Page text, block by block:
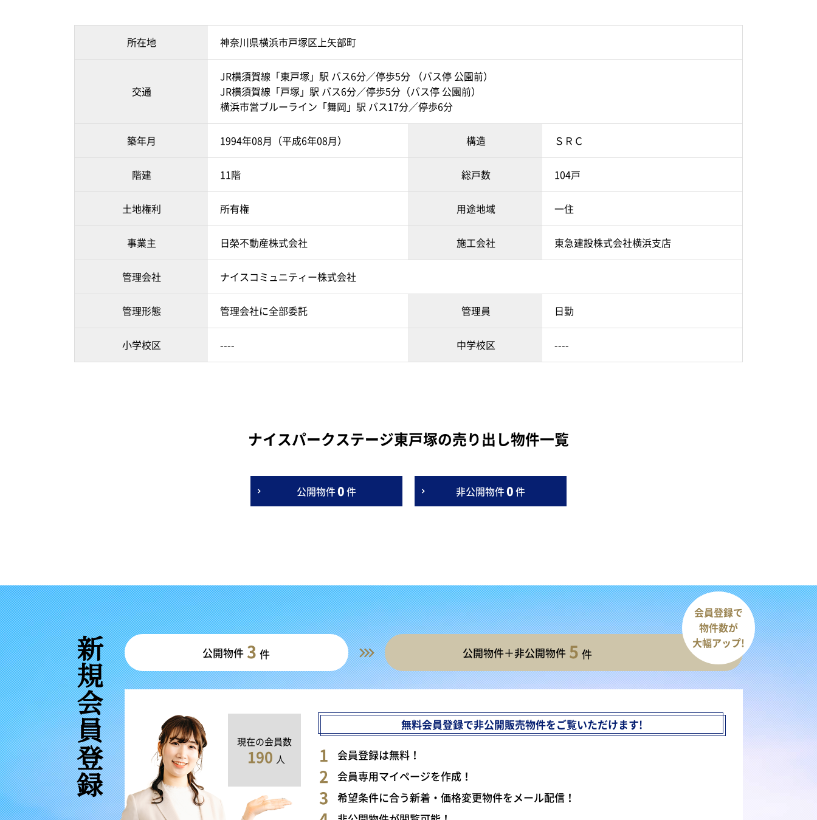
所在地 神奈川県横浜市戸塚区上矢部町
交通
JR横須賀線「東戸塚」駅 バス6分／停歩5分 （バス停 公園前）
JR横須賀線「戸塚」駅 バス6分／停歩5分（バス停 公園前）
横浜市営ブルーライン「舞岡」駅 バス17分／停歩6分
築年月 1994年08月（平成6年08月） 構造 ＳＲＣ
階建 11階 総戸数 104戸
土地権利 所有権 用途地域 一住
事業主 日榮不動産株式会社 施工会社 東急建設株式会社横浜支店
管理会社 ナイスコミュニティー株式会社
管理形態 管理会社に全部委託 管理員 日勤
小学校区 ---- 中学校区 ----
ナイスパークステージ東戸塚の売り出し物件一覧
公開物件0件 非公開物件0件
新規会員登録 公開物件 3 件 公開物件＋非公開物件 5 件
会員登録で
物件数が
大幅アップ!
現在の会員数
190 人
無料会員登録で非公開販売物件をご覧いただけます!
会員登録は無料！
会員専用マイページを作成！
希望条件に合う新着・価格変更物件をメール配信！